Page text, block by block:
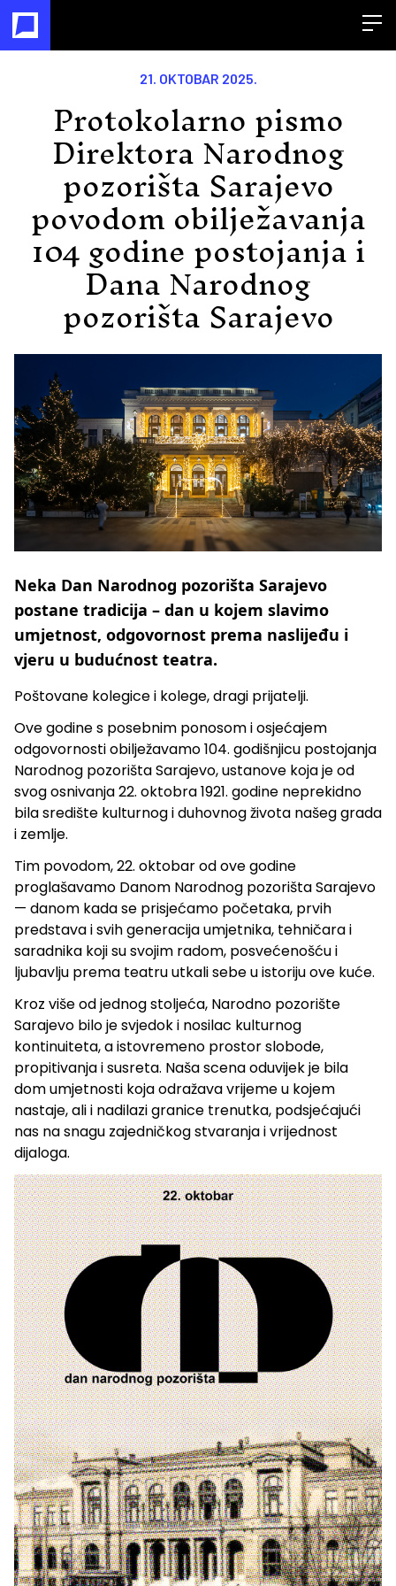
21. OKTOBAR 2025.
Protokolarno pismo
Direktora Narodnog
pozorišta Sarajevo
povodom obilježavanja
104 godine postojanja i
Dana Narodnog
pozorišta Sarajevo
Neka Dan Narodnog pozorišta Sarajevo
postane tradicija – dan u kojem slavimo
umjetnost, odgovornost prema naslijeđu i
vjeru u budućnost teatra.
Poštovane kolegice i kolege, dragi prijatelji.
Ove godine s posebnim ponosom i osjećajem
odgovornosti obilježavamo 104. godišnjicu postojanja
Narodnog pozorišta Sarajevo, ustanove koja je od
svog osnivanja 22. oktobra 1921. godine neprekidno
bila središte kulturnog i duhovnog života našeg grada
i zemlje.
Tim povodom, 22. oktobar od ove godine
proglašavamo Danom Narodnog pozorišta Sarajevo
— danom kada se prisjećamo početaka, prvih
predstava i svih generacija umjetnika, tehničara i
saradnika koji su svojim radom, posvećenošću i
ljubavlju prema teatru utkali sebe u istoriju ove kuće.
Kroz više od jednog stoljeća, Narodno pozorište
Sarajevo bilo je svjedok i nosilac kulturnog
kontinuiteta, a istovremeno prostor slobode,
propitivanja i susreta. Naša scena oduvijek je bila
dom umjetnosti koja odražava vrijeme u kojem
nastaje, ali i nadilazi granice trenutka, podsjećajući
nas na snagu zajedničkog stvaranja i vrijednost
dijaloga.